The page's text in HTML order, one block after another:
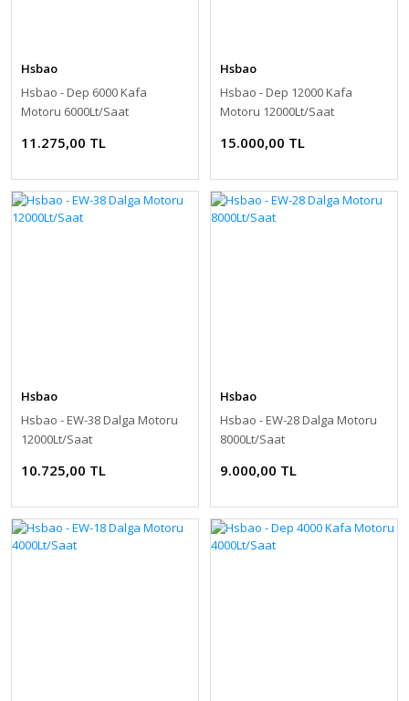
Hsbao
Hsbao - Dep 6000 Kafa
Motoru 6000Lt/Saat
11.275,00 TL
Hsbao
Hsbao - Dep 12000 Kafa
Motoru 12000Lt/Saat
15.000,00 TL
Hsbao
Hsbao - EW-38 Dalga Motoru
12000Lt/Saat
10.725,00 TL
Hsbao
Hsbao - EW-28 Dalga Motoru
8000Lt/Saat
9.000,00 TL